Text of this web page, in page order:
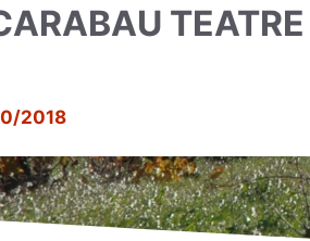
TEATRE
2018